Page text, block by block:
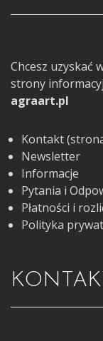
Chcesz uzyskać
strony
agraart.pl
Kontakt
Newsletter
Informacje
Pytania i
Płatności i
Polityka